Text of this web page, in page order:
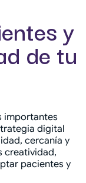
y
de tu
importantes
digital
cercanía y
creatividad,
pacientes y